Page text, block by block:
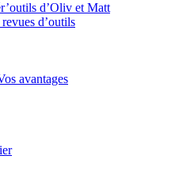
d’Oliv et Matt
d’outils
avantages